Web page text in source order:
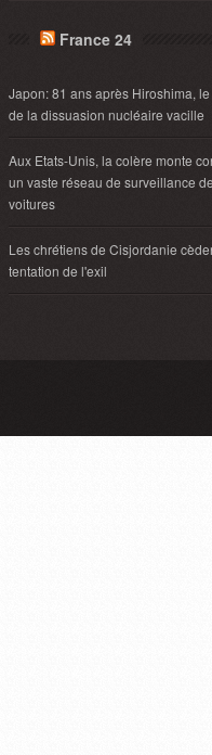
France 24
Japon: 81 ans après Hiroshima,
de la dissuasion nucléaire vacille
Aux Etats-Unis, la colère monte
un vaste réseau de surveillance
voitures
Les chrétiens de Cisjordanie
tentation de l'exil